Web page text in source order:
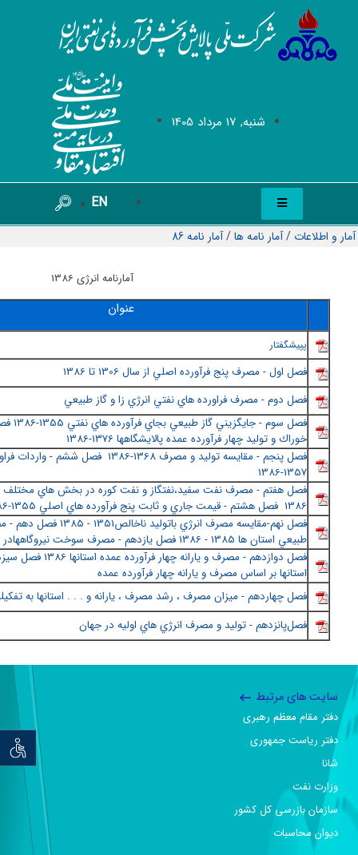
شنبه, 17 مرداد 1405
EN
توان
آمار و اطلاعات /آمار نامه ها/آمار نامه 86
آمارنامه انرژی 1386
عنوان
پپيشگفتار
فصل اول - مصرف پنج فرآورده اصلي از سال 1306 تا 1386
فصل دوم - مصرف فراورده هاي نفتي انرژي زا و گاز طبيعي
فصل سوم -
خوراك و توليد چهار فرآورده عمده پالايشگاهها 1376-1386
فصل پنجم - مقايسه توليد و مصرف 1368-1386 فصل
1357-1386
فصل هفتم - مصرف نفت سفيد،نفتگاز و نفت كوره در بخش هاي
1386 فصل هشتم - قيمت جاري و ثابت پنج فرآورده هاي اصلي 1355-1386
فصل نهم-مقايسه مصرف انرژي باتوليد
طبيعي استان ها 1385 - 1386 فصل يازدهم - مصرف سوخت نيروگاههادر سال 1386
فصل دوازدهم - مصرف و يارانه
استانها بر اساس مصرف و يارانه چهار فرآورده عمده
فصل چهاردهم - ميزان مصرف ، رشد مصرف ، يارانه و . . . استانها به
فصل‌پانزدهم - توليد و مصرف انرژي هاي اوليه در جهان
سایت های مرتبط
دفتر مقام معظم رهبری
دفتر ریاست جمهوری
شانا
وزارت نفت
سازمان بازرسی کل کشور
دیوان محاسبات